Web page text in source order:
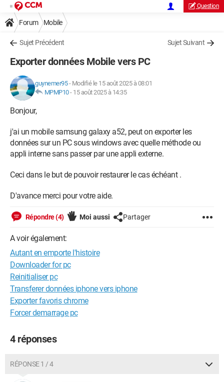
Question
Forum Mobile
Sujet Précédent Sujet Suivant
Exporter données Mobile vers PC
guynemer95- Modifié le 15 août 2025 à 08:01
MPMP10- 15 août 2025 à 14:35
Bonjour,
j'ai un mobile samsung galaxy a52, peut on exporter les
données sur un PC sous windows avec quelle méthode ou
appli interne sans passer par une appli externe.
Ceci dans le but de pouvoir restaurer le cas échéant .
D'avance merci pour votre aide.
Répondre (4) Moi aussi Partager
A voir également:
Autant en emporte l'histoire
Downloader for pc
Reinitialiser pc
Transferer données iphone vers iphone
Exporter favoris chrome
Forcer demarrage pc
4 réponses
RÉPONSE 1 / 4